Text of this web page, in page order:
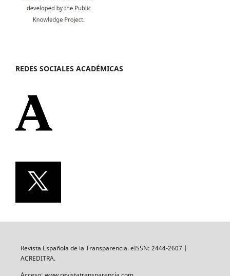
REDES SOCIALES ACADÉMICAS
Revista Española de la Transparencia. eISSN: 2444-2607 |
ACREDITRA.